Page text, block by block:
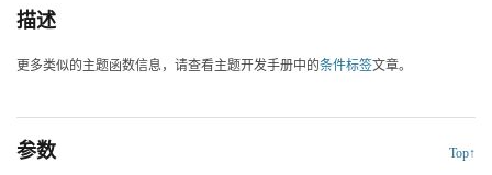
描述
更多类似的主题函数信息，请查看主题开发手册中的条件标签文章。
参数 Top↑